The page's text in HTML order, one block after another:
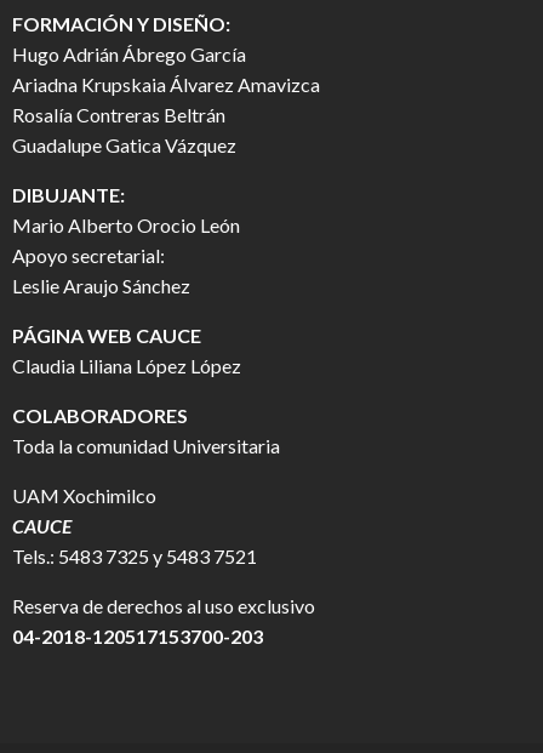
FORMACIÓN Y DISEÑO:
Hugo Adrián Ábrego García
Ariadna Krupskaia Álvarez Amavizca
Rosalía Contreras Beltrán
Guadalupe Gatica Vázquez
DIBUJANTE:
Mario Alberto Orocio León
Apoyo secretarial:
Leslie Araujo Sánchez
PÁGINA WEB CAUCE
Claudia Liliana López López
COLABORADORES
Toda la comunidad Universitaria
UAM Xochimilco
CAUCE
Tels.: 5483 7325 y 5483 7521
Reserva de derechos al uso exclusivo
04-2018-120517153700-203